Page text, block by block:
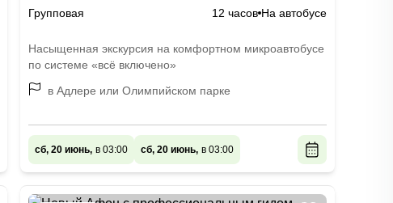
Групповая 12 часов На автобусе
Насыщенная экскурсия на комфортном микроавтобусе
по системе «всё включено»
в Адлере или Олимпийском парке
сб, 20 июнь, в 03:00 сб, 20 июнь, в 03:00